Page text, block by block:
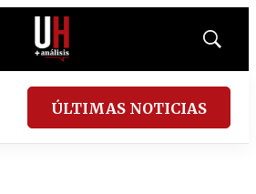
Mostrar
ÚLTIMAS NOTICIAS